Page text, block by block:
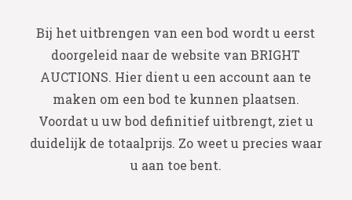
Bij het uitbrengen van een bod wordt u eerst
doorgeleid naar de website van BRIGHT
AUCTIONS. Hier dient u een account aan te
maken om een bod te kunnen plaatsen.
Voordat u uw bod definitief uitbrengt, ziet u
duidelijk de totaalprijs. Zo weet u precies waar
u aan toe bent.